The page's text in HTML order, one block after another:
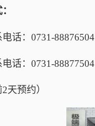
：
话： 0731-88876504
话： 0731-88877504
2天预约）